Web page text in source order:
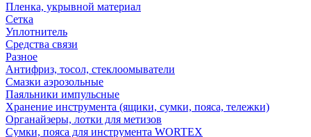
Пленка, укрывной материал
Сетка
Уплотнитель
Средства связи
Разное
Антифриз, тосол, стеклоомыватели
Смазки аэрозольные
Паяльники импульсные
Хранение инструмента (ящики, сумки, пояса, тележки)
Органайзеры, лотки для метизов
Сумки, пояса для инструмента WORTEX